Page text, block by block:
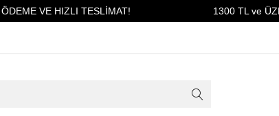
VE HIZLI TESLİMAT! 1300 TL ve